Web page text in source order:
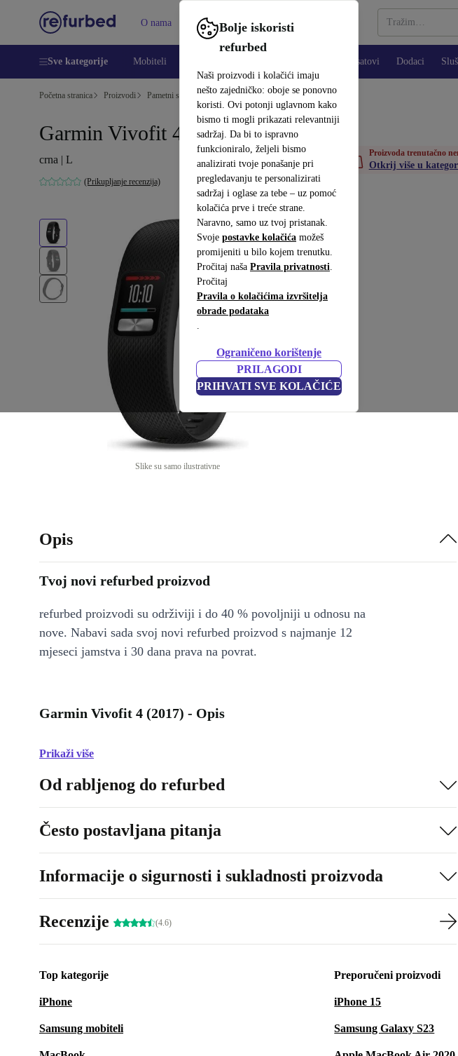
Bolje iskoristi
refurbed
Naši proizvodi i kolačići imaju
nešto zajedničko: oboje se ponovno
koristi. Ovi potonji uglavnom kako
bismo ti mogli prikazati relevantniji
sadržaj. Da bi to ispravno
funkcioniralo, željeli bismo
analizirati tvoje ponašanje pri
pregledavanju te personalizirati
sadržaj i oglase za tebe – uz pomoć
kolačića prve i treće strane.
Naravno, samo uz tvoj pristanak.
Svoje postavke kolačića možeš
promijeniti u bilo kojem trenutku.
Pročitaj naša Pravila privatnosti.
Pročitaj
Pravila o kolačićima izvršitelja
obrade podataka
.
Ograničeno korištenje
PRILAGODI
PRIHVATI SVE KOLAČIĆE
O nama Pomoć
Sve kategorije Mobiteli Pametni satovi Dodaci
Početna stranica Proizvodi Pametni satovi
Garmin Vivofit 4 (2017)
crna | L
(Prikupljanje recenzija)
Slike su samo ilustrativne
Proizvoda trenutačno
Otkrij više u
Opis
Tvoj novi refurbed proizvod
refurbed proizvodi su održiviji i do 40 % povoljniji u odnosu na
nove. Nabavi sada svoj novi refurbed proizvod s najmanje 12
mjeseci jamstva i 30 dana prava na povrat.
Garmin Vivofit 4 (2017) - Opis
Prikaži više
Od rabljenog do refurbed
Često postavljana pitanja
Informacije o sigurnosti i sukladnosti proizvoda
Recenzije (4.6)
Top kategorije
iPhone
Samsung mobiteli
Preporučeni proizvodi
iPhone 15
Samsung Galaxy S23